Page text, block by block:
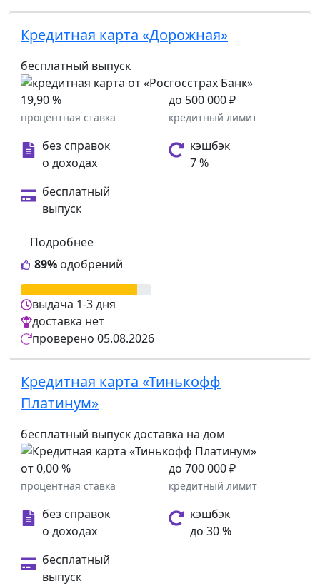
Кредитная карта «Дорожная»
бесплатный выпуск
19,90 %
процентная ставка
до 500 000 ₽
кредитный лимит
без справок
о доходах
кэшбэк
7 %
бесплатный
выпуск
89% одобрений
Подробнее
выдача 1-3 дня
доставка нет
проверено 05.08.2026
Кредитная карта «Тинькофф
Платинум»
бесплатный выпускдоставка на дом
от 0,00 %
процентная ставка
до 700 000 ₽
кредитный лимит
без справок
о доходах
кэшбэк
до 30 %
бесплатный
выпуск